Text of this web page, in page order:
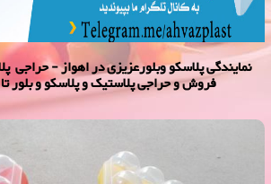
فروش و حراجی پلاستیک و پلاسکو و بلور تا50000 فروش